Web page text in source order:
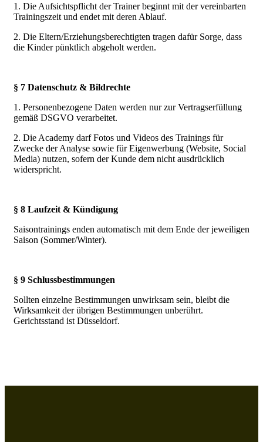
1. Die Aufsichtspflicht der Trainer beginnt mit der vereinbarten
Trainingszeit und endet mit deren Ablauf.
2. Die Eltern/Erziehungsberechtigten tragen dafür Sorge, dass
die Kinder pünktlich abgeholt werden.
§ 7 Datenschutz & Bildrechte
1. Personenbezogene Daten werden nur zur Vertragserfüllung
gemäß DSGVO verarbeitet.
2. Die Academy darf Fotos und Videos des Trainings für
Zwecke der Analyse sowie für Eigenwerbung (Website, Social
Media) nutzen, sofern der Kunde dem nicht ausdrücklich
widerspricht.
§ 8 Laufzeit & Kündigung
Saisontrainings enden automatisch mit dem Ende der jeweiligen
Saison (Sommer/Winter).
§ 9 Schlussbestimmungen
Sollten einzelne Bestimmungen unwirksam sein, bleibt die
Wirksamkeit der übrigen Bestimmungen unberührt.
Gerichtsstand ist Düsseldorf.